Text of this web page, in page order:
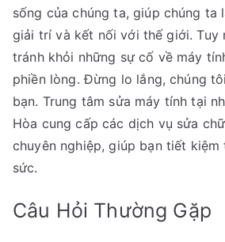
sống của chúng ta, giúp chúng ta
giải trí và kết nối với thế giới. Tuy
tránh khỏi những sự cố về máy
phiền lòng. Đừng lo lắng, chúng
bạn. Trung tâm sửa máy tính tại
Hòa cung cấp các dịch vụ sửa
chuyên nghiệp, giúp bạn tiết
sức.
Câu Hỏi Thường Gặp